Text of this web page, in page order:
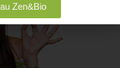
Zen&Bio